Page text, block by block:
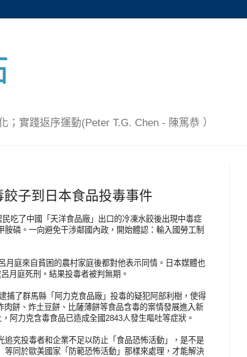
；實踐返序運動(Peter T.G. Chen - 陳篤恭 ）
子到日本食品投毒事件
吃了中國「天洋食品廠」出口的冷凍水餃後出現中毒症
磷。一向避免干涉鄰國內政，開始體認：輸入國勞工制
月庭來自貧困的農村家庭後都對他表示同情。日本媒體也
月庭死刑。結果投毒者被判無期。
捕了群馬縣「阿力克食品廠」投毒的疑犯阿部利樹，使得
肉餅、炸土豆餅、比薩薄餅等食品含毒的案情發展進入新
阿力克含毒食品已造成全國2843人發生嘔吐等症狀。
追究投毒者和企業不足以防止「食品恐怖活動」，是不是
等同於歐美國家「防範恐怖活動」那樣來處理，才能解決